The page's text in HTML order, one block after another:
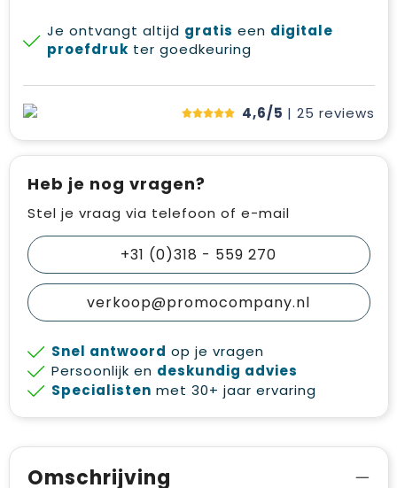
Je ontvangt altijd gratis een digitale
proefdruk ter goedkeuring
4,6/5 | 25 reviews
Heb je nog vragen?
Stel je vraag via telefoon of e-mail
+31 (0)318 - 559 270
verkoop@promocompany.nl
Snel antwoord op je vragen
Persoonlijk en deskundig advies
Specialisten met 30+ jaar ervaring
Omschrijving